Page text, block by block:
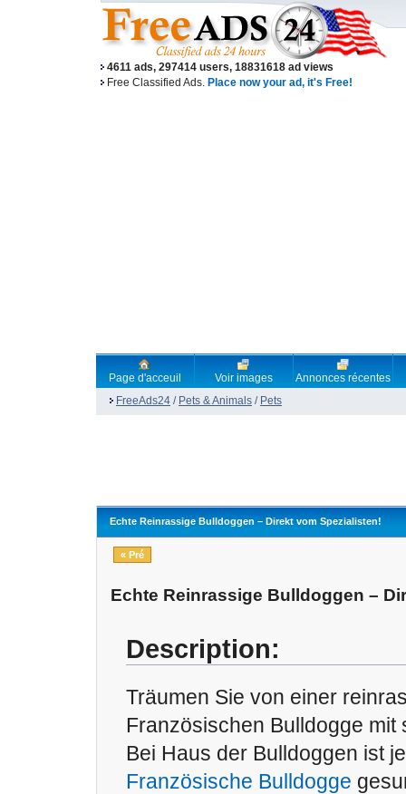
4611 ads, 297414 users, 18831618 ad views
Free Classified Ads. Place now your ad, it's Free!
Page d'acceuil Voir images
Annonces récentes
FreeAds24 / Pets & Animals / Pets
Echte Reinrassige Bulldoggen – Direkt vom Spezialisten!
« Pré
Echte Reinrassige Bulldoggen –
Description:
Träumen Sie von einer
Französischen Bulldogge mit
Bei Haus der Bulldoggen ist
Französische Bulldogge